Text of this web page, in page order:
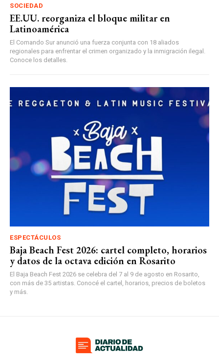
SOCIEDAD
EE.UU. reorganiza el bloque militar en
Latinoamérica
El Comando Sur anunció una fuerza conjunta con 18 aliados
regionales para enfrentar el crimen organizado y la inmigración ilegal.
Conoce los detalles.
ESPECTÁCULOS
Baja Beach Fest 2026: cartel completo, horarios
y datos de la octava edición en Rosarito
El Baja Beach Fest 2026 se celebra del 7 al 9 de agosto en Rosarito,
con más de 35 artistas. Conocé el cartel, horarios, precios de boletos
y más.